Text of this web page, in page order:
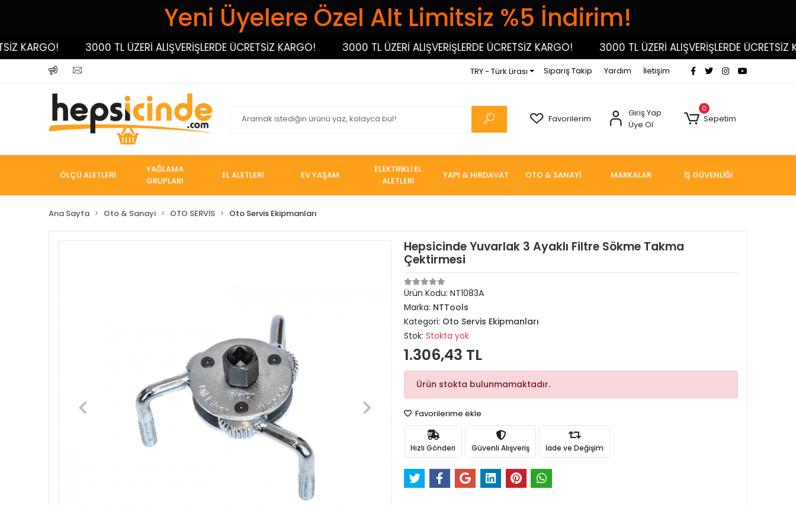
Yeni Üyelere Özel Alt Limitsiz %5 İndirim!
3000 TL ÜZERİ ALIŞVERİŞLERDE ÜCRETSİZ KARGO! 3000 TL ÜZERİ ALIŞVERİŞLERDE ÜCRETSİZ KARGO! 3000 TL ÜZERİ ALIŞVERİŞLERDE ÜCRETSİZ
TRY - Türk Lirası Sipariş Takip Yardım İletişim
Favorilerim
Giriş Yap
Üye Ol
0
Sepetim
ÖLÇÜ ALETLERİ
YAĞLAMA
GRUPLARI
EL ALETLERİ EV YAŞAM
ELEKTRİKLİ EL
ALETLERİ
YAPI & HIRDAVAT OTO & SANAYİ MARKALAR İŞ GÜVENLİĞİ
Ana Sayfa Oto & Sanayi OTO SERVİS Oto Servis Ekipmanları
Hepsicinde Yuvarlak 3 Ayaklı Filtre Sökme Takma
Çektirmesi
Ürün Kodu: NT1083A
Marka: NTTools
Kategori: Oto Servis Ekipmanları
Stok: Stokta yok
1.306,43 TL
Ürün stokta bulunmamaktadır.
Favorilerime ekle
Hızlı Gönderi Güvenli Alışveriş İade ve Değişim